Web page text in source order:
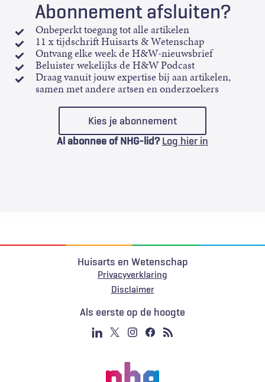
Abonnement afsluiten?
Onbeperkt toegang tot alle artikelen
11 x tijdschrift Huisarts & Wetenschap
Ontvang elke week de H&W-nieuwsbrief
Beluister wekelijks de H&W Podcast
Draag vanuit jouw expertise bij aan artikelen,
samen met andere artsen en onderzoekers
Kies je abonnement
Al abonnee of NHG-lid? Log hier in
Huisarts en Wetenschap
Privacyverklaring
Voet
Disclaimer
Als eerste op de hoogte